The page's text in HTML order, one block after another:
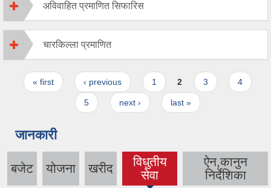
अविवाहित प्रमाणित सिफारिस
चारकिल्ला प्रमाणित
Pages
« first ‹ previous 1 2 3 4
5 next › last »
जानकारी
बजेट योजना खरीद
विधुतीय
सेवा
(active
ऐन,कानुन
निर्देशिका